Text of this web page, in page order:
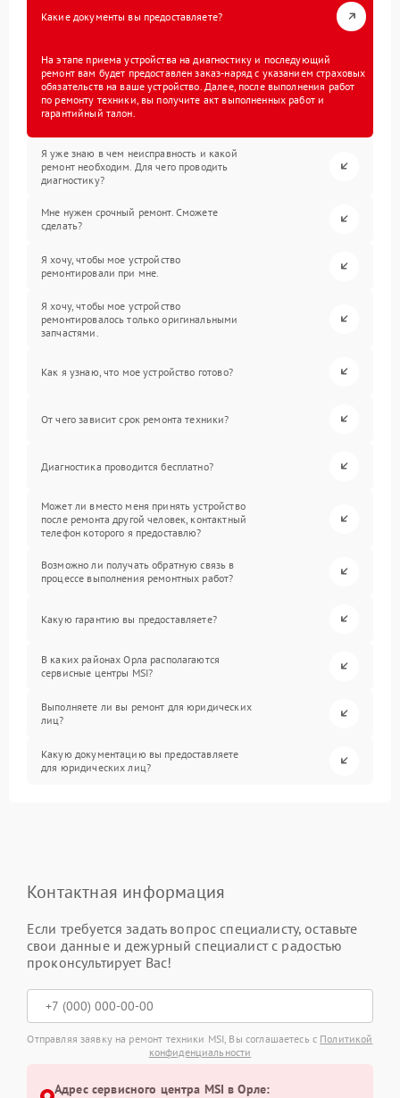
Какие документы вы предоставляете?
На этапе приема устройства на диагностику и последующий
ремонт вам будет предоставлен заказ-наряд с указанием страховых
обязательств на ваше устройство. Далее, после выполнения работ
по ремонту техники, вы получите акт выполненных работ и
гарантийный талон.
Я уже знаю в чем неисправность и какой
ремонт необходим. Для чего проводить
диагностику?
Мне нужен срочный ремонт. Сможете
сделать?
Я хочу, чтобы мое устройство
ремонтировали при мне.
Я хочу, чтобы мое устройство
ремонтировалось только оригинальными
запчастями.
Как я узнаю, что мое устройство готово?
От чего зависит срок ремонта техники?
Диагностика проводится бесплатно?
Может ли вместо меня принять устройство
после ремонта другой человек, контактный
телефон которого я предоставлю?
Возможно ли получать обратную связь в
процессе выполнения ремонтных работ?
Какую гарантию вы предоставляете?
В каких районах Орла располагаются
сервисные центры MSI?
Выполняете ли вы ремонт для юридических
лиц?
Какую документацию вы предоставляете
для юридических лиц?
Контактная информация
Если требуется задать вопрос специалисту, оставьте
свои данные и дежурный специалист с радостью
проконсультирует Вас!
Отправляя заявку на ремонт техники MSI, Вы соглашаетесь с Политикой
конфиденциальности
Адрес сервисного центра MSI в Орле: